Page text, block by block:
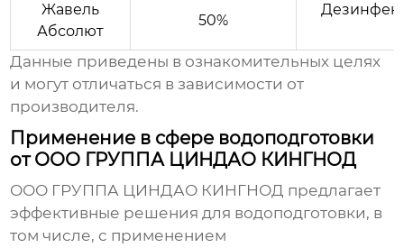
Жавель
Абсолют
50%
Данные приведены в ознакомительных целях
и могут отличаться в зависимости от
производителя.
Применение в сфере водоподготовки
от ООО ГРУППА ЦИНДАО КИНГНОД
ООО ГРУППА ЦИНДАО КИНГНОД предлагает
эффективные решения для водоподготовки, в
том числе, с применением